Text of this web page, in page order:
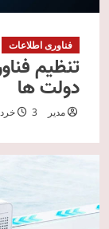
فناوری اطلاعات
تنظیم
دولت ها
مدیر 3 خرداد 1403